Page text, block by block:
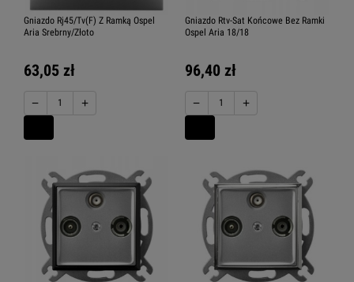
Gniazdo Rj45/Tv(F) Z Ramką Ospel
Aria Srebrny/Złoto
63,05 zł
− +
Gniazdo Rtv-Sat Końcowe Bez Ramki
Ospel Aria 18/18
96,40 zł
− +